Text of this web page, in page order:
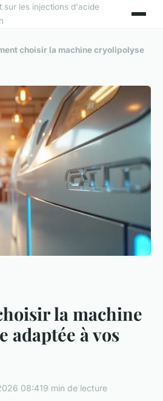
sur les injections d'acide
choisir la machine cryolipolyse
la machine
adaptée à vos
08:419 min de lecture